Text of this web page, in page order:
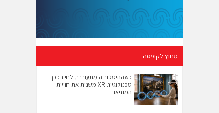
מחוץ לקופסה
כשההיסטוריה מתעוררת לחיים: כך
טכנולוגיות XR משנות את חוויית
המוזיאון